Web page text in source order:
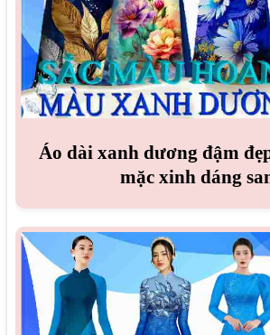
Áo dài xanh dương đậm
mặc xinh dáng